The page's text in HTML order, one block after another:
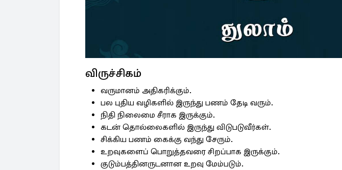
விருச்சிகம்
வருமானம் அதிகரிக்கும்.
பல புதிய வழிகளில் இருந்து பணம் தேடி வரும்.
நிதி நிலைமை சீராக இருக்கும்.
கடன் தொல்லைகளில் இருந்து விடுபடுவீர்கள்.
சிக்கிய பணம் கைக்கு வந்து சேரும்.
உறவுகளைப் பொறுத்தவரை சிறப்பாக இருக்கும்.
குடும்பத்தினருடனான உறவு மேம்படும்.